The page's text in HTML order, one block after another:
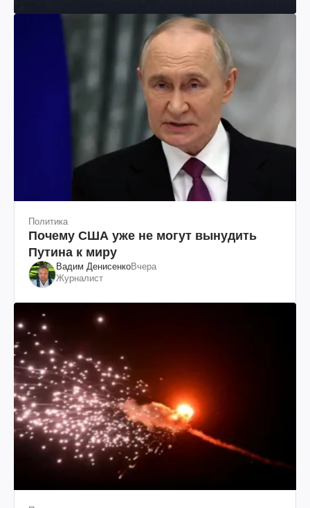
Политика
Почему США уже не могут вынудить
Путина к миру
Вадим ДенисенкоВчера
Журналист